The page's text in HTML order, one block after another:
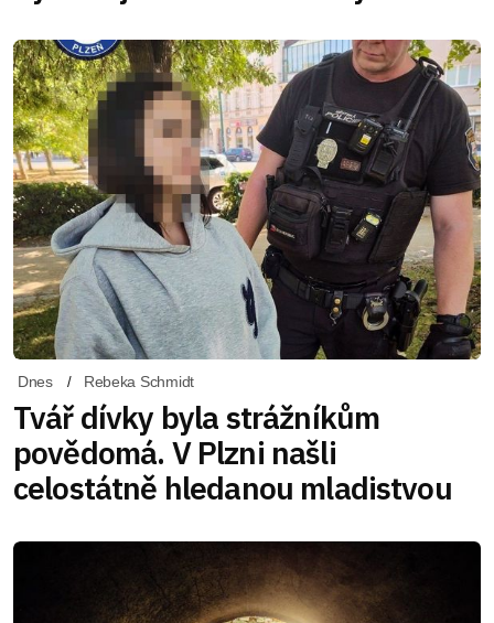
Dnes Rebeka Schmidt
Tvář dívky byla strážníkům
povědomá. V Plzni našli
celostátně hledanou mladistvou